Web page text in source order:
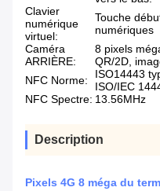
Clavier
numérique
virtuel:
Touche
numériques
Caméra
ARRIÈRE:
8 pixels
QR/2D,
NFC Norme:
ISO14443
ISO/IEC
NFC Spectre: 13.56MHz
Description
Pixels 4G 8 méga du